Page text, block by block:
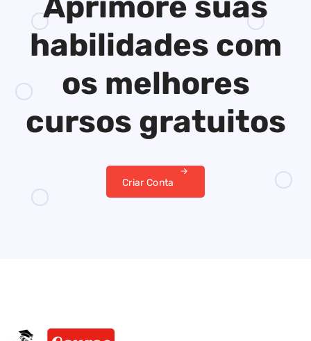
habilidades com
os melhores
cursos gratuitos
Criar Conta